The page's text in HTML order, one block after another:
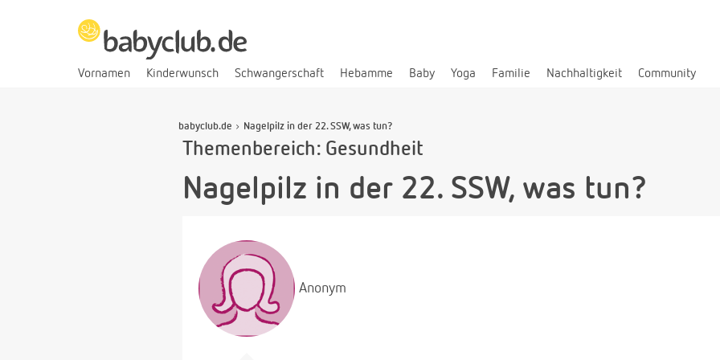
Vornamen Kinderwunsch Schwangerschaft Hebamme Baby Yoga Familie Nachhaltigkeit Community
babyclub.de Nagelpilz in der 22. SSW, was tun?
Themenbereich: Gesundheit
Nagelpilz in der 22. SSW, was tun?
Anonym